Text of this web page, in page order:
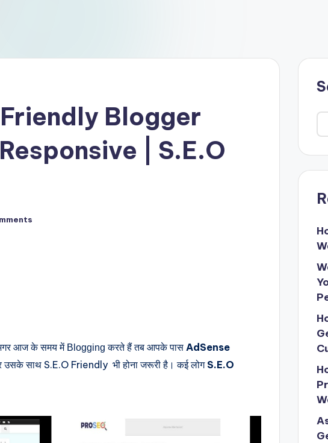
Blogger
| S.E.O
अगर आज के समय में Blogging करते हैं तब आपके पास AdSense
उसके साथ S.E.O Friendly भी होना जरूरी है। कई लोगS.E.O